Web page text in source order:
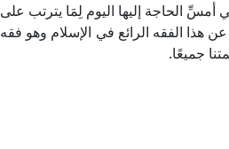
أمسِّ الحاجة إليها اليوم لِمَا يترتب على
الفقه الرائع في الإسلام وهو فقه
جميعًا.